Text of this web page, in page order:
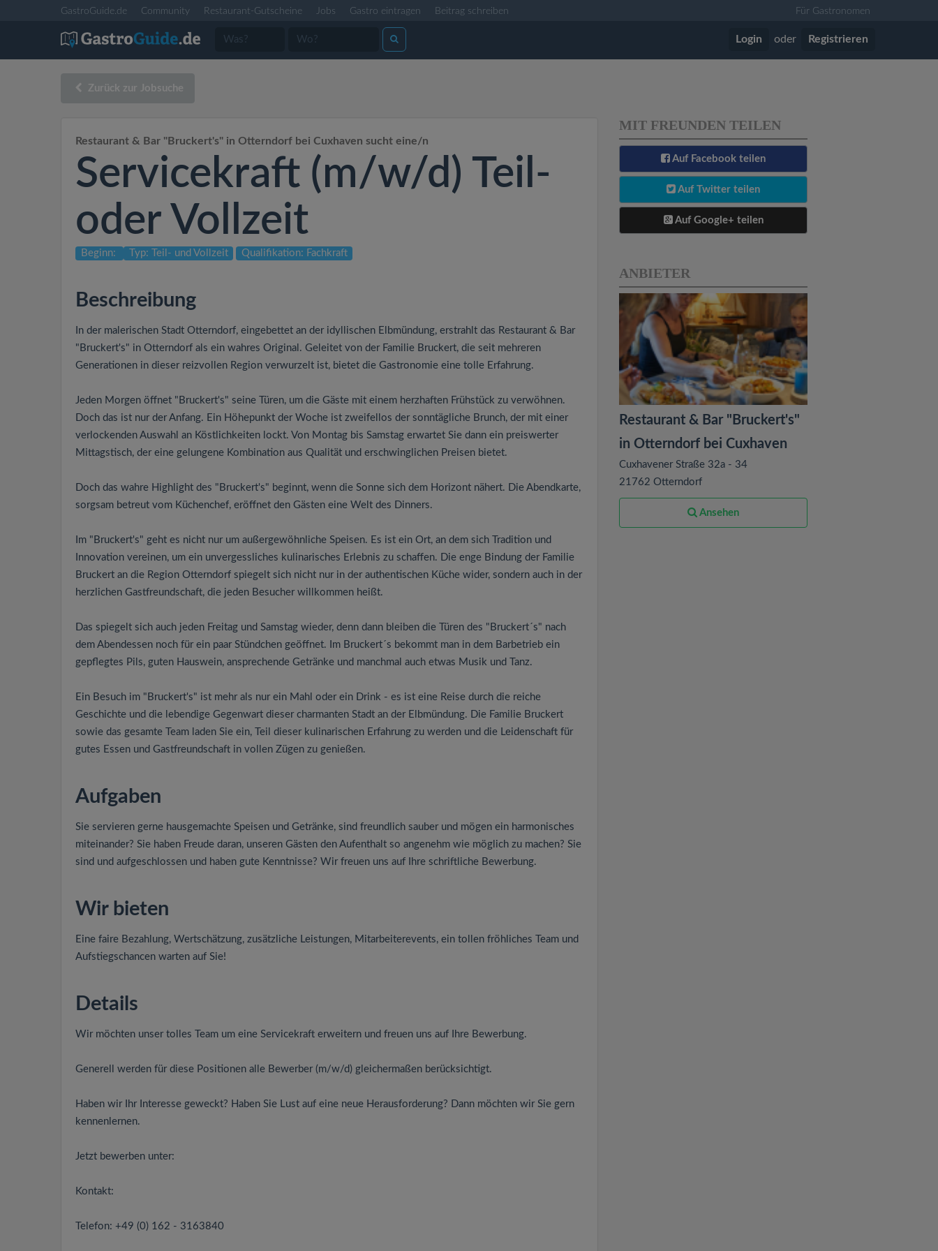
GastroGuide.de Community Restaurant-Gutscheine Jobs Gastro eintragen Beitrag schreiben Für Gastronomen
Login oder Registrieren
Zurück zur Jobsuche
Restaurant & Bar "Bruckert's" in Otterndorf bei Cuxhaven sucht eine/n
Servicekraft (m/w/d) Teil-
oder Vollzeit
Beginn: Typ: Teil- und Vollzeit Qualifikation: Fachkraft
Beschreibung
In der malerischen Stadt Otterndorf, eingebettet an der idyllischen Elbmündung, erstrahlt das Restaurant & Bar
"Bruckert's" in Otterndorf als ein wahres Original. Geleitet von der Familie Bruckert, die seit mehreren
Generationen in dieser reizvollen Region verwurzelt ist, bietet die Gastronomie eine tolle Erfahrung.
Jeden Morgen öffnet "Bruckert's" seine Türen, um die Gäste mit einem herzhaften Frühstück zu verwöhnen.
Doch das ist nur der Anfang. Ein Höhepunkt der Woche ist zweifellos der sonntägliche Brunch, der mit einer
verlockenden Auswahl an Köstlichkeiten lockt. Von Montag bis Samstag erwartet Sie dann ein preiswerter
Mittagstisch, der eine gelungene Kombination aus Qualität und erschwinglichen Preisen bietet.
Doch das wahre Highlight des "Bruckert's" beginnt, wenn die Sonne sich dem Horizont nähert. Die Abendkarte,
sorgsam betreut vom Küchenchef, eröffnet den Gästen eine Welt des Dinners.
Im "Bruckert's" geht es nicht nur um außergewöhnliche Speisen. Es ist ein Ort, an dem sich Tradition und
Innovation vereinen, um ein unvergessliches kulinarisches Erlebnis zu schaffen. Die enge Bindung der Familie
Bruckert an die Region Otterndorf spiegelt sich nicht nur in der authentischen Küche wider, sondern auch in der
herzlichen Gastfreundschaft, die jeden Besucher willkommen heißt.
Das spiegelt sich auch jeden Freitag und Samstag wieder, denn dann bleiben die Türen des "Bruckert´s" nach
dem Abendessen noch für ein paar Stündchen geöffnet. Im Bruckert´s bekommt man in dem Barbetrieb ein
gepflegtes Pils, guten Hauswein, ansprechende Getränke und manchmal auch etwas Musik und Tanz.
Ein Besuch im "Bruckert's" ist mehr als nur ein Mahl oder ein Drink - es ist eine Reise durch die reiche
Geschichte und die lebendige Gegenwart dieser charmanten Stadt an der Elbmündung. Die Familie Bruckert
sowie das gesamte Team laden Sie ein, Teil dieser kulinarischen Erfahrung zu werden und die Leidenschaft für
gutes Essen und Gastfreundschaft in vollen Zügen zu genießen.
Aufgaben
Sie servieren gerne hausgemachte Speisen und Getränke, sind freundlich sauber und mögen ein harmonisches
miteinander? Sie haben Freude daran, unseren Gästen den Aufenthalt so angenehm wie möglich zu machen? Sie
sind und aufgeschlossen und haben gute Kenntnisse? Wir freuen uns auf Ihre schriftliche Bewerbung.
Wir bieten
Eine faire Bezahlung, Wertschätzung, zusätzliche Leistungen, Mitarbeiterevents, ein tollen fröhliches Team und
Aufstiegschancen warten auf Sie!
Details
Wir möchten unser tolles Team um eine Servicekraft erweitern und freuen uns auf Ihre Bewerbung.
Generell werden für diese Positionen alle Bewerber (m/w/d) gleichermaßen berücksichtigt.
Haben wir Ihr Interesse geweckt? Haben Sie Lust auf eine neue Herausforderung? Dann möchten wir Sie gern
kennenlernen.
Jetzt bewerben unter:
Kontakt:
Telefon: +49 (0) 162 - 3163840
MIT FREUNDEN TEILEN
Auf Facebook teilen
Auf Twitter teilen
Auf Google+ teilen
ANBIETER
Restaurant & Bar "Bruckert's"
in Otterndorf bei Cuxhaven
Cuxhavener Straße 32a - 34
21762 Otterndorf
Ansehen